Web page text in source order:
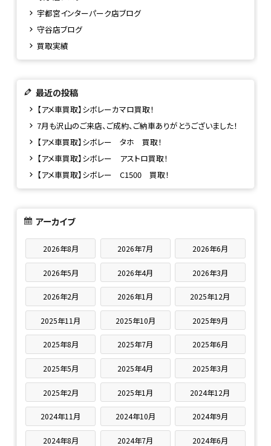
宇都宮インターパーク店ブログ
守谷店ブログ
買取実績
最近の投稿
【アメ車買取】シボレーカマロ買取！
7月も沢山のご来店、ご成約、ご納車ありがとうございました！
【アメ車買取】シボレー タホ 買取！
【アメ車買取】シボレー アストロ買取！
【アメ車買取】シボレー C1500 買取！
アーカイブ
2026年8月 2026年7月 2026年6月
2026年5月 2026年4月 2026年3月
2026年2月 2026年1月 2025年12月
2025年11月 2025年10月 2025年9月
2025年8月 2025年7月 2025年6月
2025年5月 2025年4月 2025年3月
2025年2月 2025年1月 2024年12月
2024年11月 2024年10月 2024年9月
2024年8月 2024年7月 2024年6月